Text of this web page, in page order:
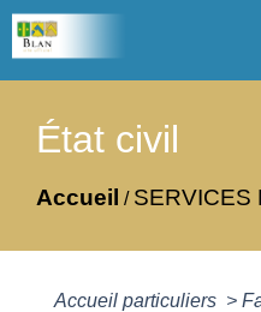
État civil
Accueil / SERVICES
Accueil particuliers >